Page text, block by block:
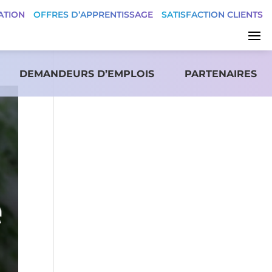
OFFRES D’APPRENTISSAGE SATISFACTION CLIENTS
DEMANDEURS D’EMPLOIS PARTENAIRES